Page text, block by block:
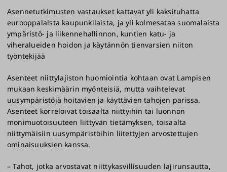
Asennetutkimusten vastaukset kattavat yli kaksituhatta
eurooppalaista kaupunkilaista, ja yli kolmesataa suomalaista
ympäristö- ja liikennehallinnon, kuntien katu- ja
viheralueiden hoidon ja käytännön tienvarsien niiton
työntekijää
Asenteet niittylajiston huomiointia kohtaan ovat Lampisen
mukaan keskimäärin myönteisiä, mutta vaihtelevat
uusympäristöjä hoitavien ja käyttävien tahojen parissa.
Asenteet korreloivat toisaalta niittyihin tai luonnon
monimuotoisuuteen liittyvän tietämyksen, toisaalta
niittymäisiin uusympäristöihin liitettyjen arvostettujen
ominaisuuksien kanssa.
– Tahot, jotka arvostavat niittykasvillisuuden lajirunsautta,